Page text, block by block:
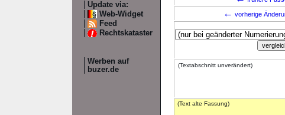
Update via:
Web-Widget
Feed
Rechtskataster
Werben auf
buzer.de
← vorherige
(Textabschnitt unverändert)
(Text alte Fassung)